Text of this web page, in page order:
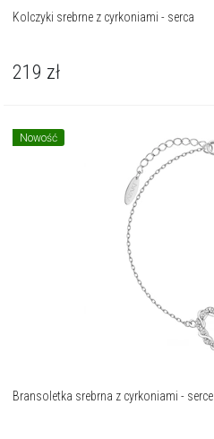
Kolczyki srebrne z cyrkoniami - serca
219 zł
Nowość
Bransoletka srebrna z cyrkoniami - serce